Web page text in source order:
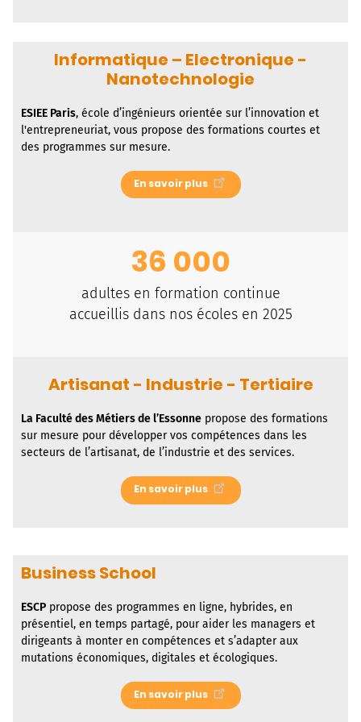
Informatique – Electronique -
Nanotechnologie
ESIEE Paris, école d’ingénieurs orientée sur l’innovation et
l'entrepreneuriat, vous propose des formations courtes et
des programmes sur mesure.
En savoir plus
36 000
adultes en formation continue
accueillis dans nos écoles en 2025
Artisanat - Industrie - Tertiaire
La Faculté des Métiers de l’Essonne propose des formations
sur mesure pour développer vos compétences dans les
secteurs de l’artisanat, de l’industrie et des services.
En savoir plus
Business School
ESCP propose des programmes en ligne, hybrides, en
présentiel, en temps partagé, pour aider les managers et
dirigeants à monter en compétences et s’adapter aux
mutations économiques, digitales et écologiques.
En savoir plus